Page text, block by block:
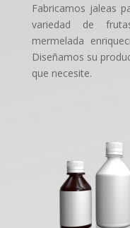
Fabricamos jaleas
variedad de
mermelada
Diseñamos su
que necesite.